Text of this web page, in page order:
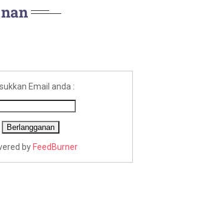
Email anda :
by FeedBurner